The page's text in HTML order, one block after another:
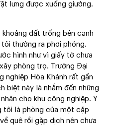
lưng được xuống giường.
đất trống bên cạnh
thường ra phơi phóng.
hình như vì giấy tờ chưa
phòng trọ. Trường Đại
nghiệp Hòa Khánh rất gần
biệt này là nhắm đến những
cho khu công nghiệp. Y
tôi là phòng của một cặp
quê rồi gặp dịch nên chưa